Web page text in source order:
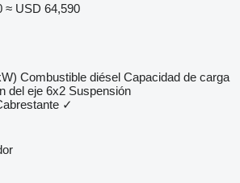
≈ USD 64,590
Combustible diésel Capacidad de carga
del eje 6x2 Suspensión
✓